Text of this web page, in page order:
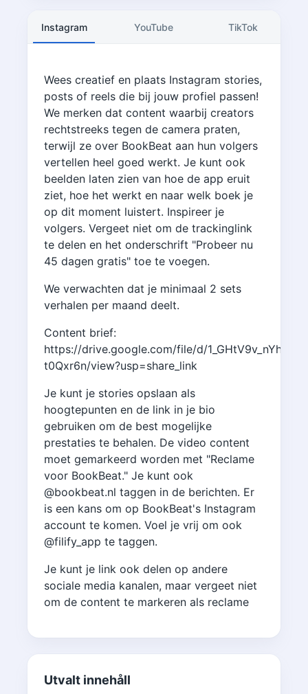
Instagram YouTube TikTok
Wees creatief en plaats Instagram stories,
posts of reels die bij jouw profiel passen!
We merken dat content waarbij creators
rechtstreeks tegen de camera praten,
terwijl ze over BookBeat aan hun volgers
vertellen heel goed werkt. Je kunt ook
beelden laten zien van hoe de app eruit
ziet, hoe het werkt en naar welk boek je
op dit moment luistert. Inspireer je
volgers. Vergeet niet om de trackinglink
te delen en het onderschrift "Probeer nu
45 dagen gratis" toe te voegen.
We verwachten dat je minimaal 2 sets
verhalen per maand deelt.
Content brief:
https://drive.google.com/file/d/
t0Qxr6n/view?usp=share_link
Je kunt je stories opslaan als
hoogtepunten en de link in je bio
gebruiken om de best mogelijke
prestaties te behalen. De video content
moet gemarkeerd worden met "Reclame
voor BookBeat." Je kunt ook
@bookbeat.nl taggen in de berichten. Er
is een kans om op BookBeat's Instagram
account te komen. Voel je vrij om ook
@filify_app te taggen.
Je kunt je link ook delen op andere
sociale media kanalen, maar vergeet niet
om de content te markeren als reclame
Utvalt innehåll